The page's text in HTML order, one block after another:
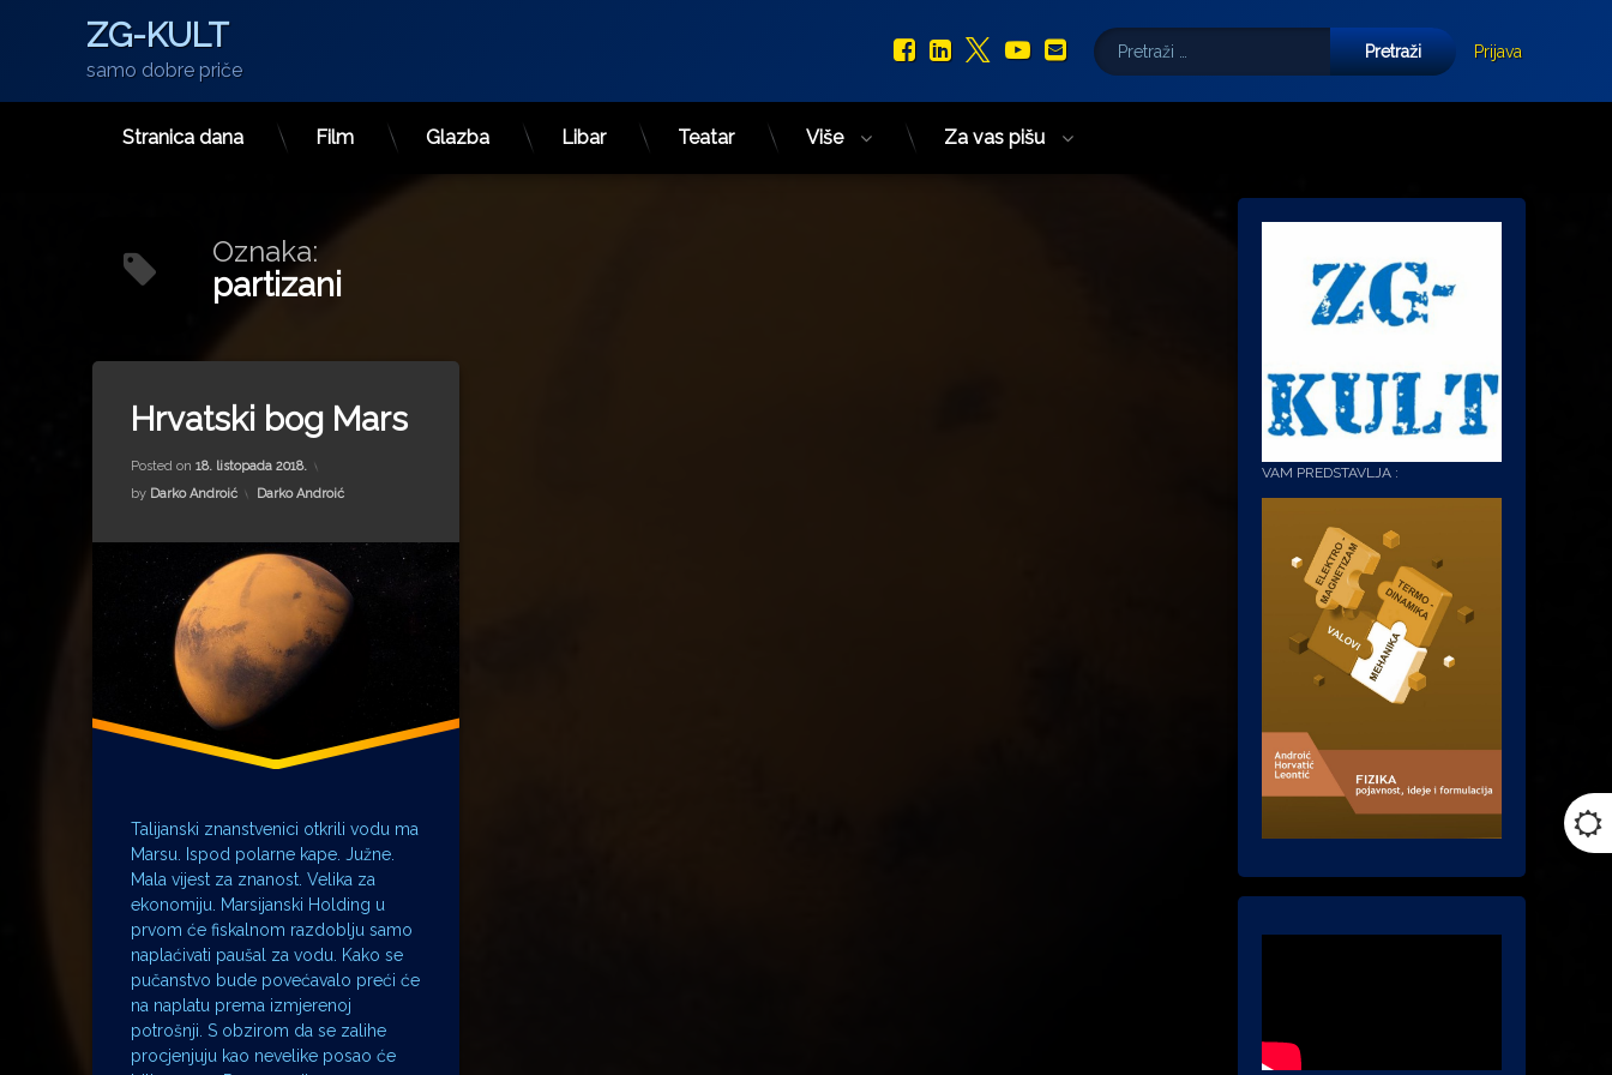
ZG-KULT
samo dobre priče
Facebook
LinkedIn
X.com
YouTube
E-mail
Pretraži:
Prijava
Stranica dana Film Glazba Libar Teatar Više Za vas pišu
Oznaka:
partizani
Hrvatski bog Mars
Posted on 18. listopada 2018.
by Darko Androić Kategorije:
Darko Androić
Talijanski znanstvenici otkrili vodu ma
Marsu. Ispod polarne kape. Južne.
Mala vijest za znanost. Velika za
ekonomiju. Marsijanski Holding u
prvom će fiskalnom razdoblju samo
naplaćivati paušal za vodu. Kako se
pučanstvo bude povećavalo preći će
na naplatu prema izmjerenoj
potrošnji. S obzirom da se zalihe
procjenjuju kao nevelike posao će
domobrani
Hrvatski bog Mars
Ksaver Šandor Gjalski
Miroslav Krleža
Tide
ustaše
voda
VAM PREDSTAVLJA :